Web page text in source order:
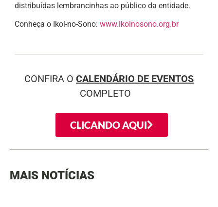
distribuídas lembrancinhas ao público da entidade.
Conheça o Ikoi-no-Sono: www.ikoinosono.org.br
CONFIRA O CALENDÁRIO DE EVENTOS
COMPLETO
CLICANDO AQUI
MAIS NOTÍCIAS